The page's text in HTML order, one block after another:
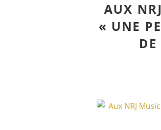
AUX
« UNE